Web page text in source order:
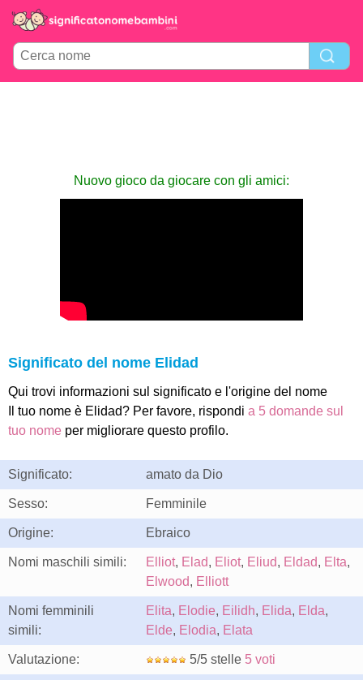
Nuovo gioco da giocare con gli amici:
Significato del nome Elidad
Qui trovi informazioni sul significato e l'origine del nome
Il tuo nome è Elidad? Per favore, rispondi a 5 domande sul
tuo nome per migliorare questo profilo.
Significato: amato da Dio
Sesso: Femminile
Origine: Ebraico
Nomi maschili simili: Elliot, Elad, Eliot, Eliud, Eldad, Elta,
Elwood, Elliott
Nomi femminili
simili:
Elita, Elodie, Eilidh, Elida, Elda,
Elde, Elodia, Elata
Valutazione: 5/5 stelle 5 voti